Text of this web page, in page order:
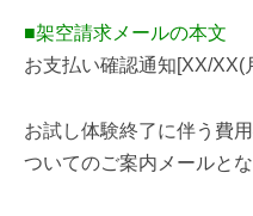
■架空請求メールの本文
お支払い確認通知[XX/XX(
お試し体験終了に伴う費
ついてのご案内メールとな